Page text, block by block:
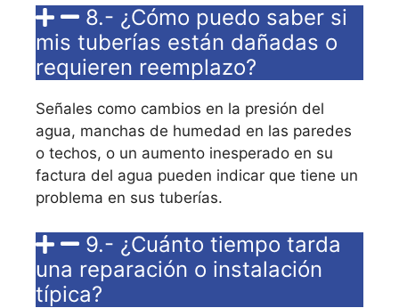
8.- ¿Cómo puedo saber si
mis tuberías están dañadas o
requieren reemplazo?
Señales como cambios en la presión del
agua, manchas de humedad en las paredes
o techos, o un aumento inesperado en su
factura del agua pueden indicar que tiene un
problema en sus tuberías.
9.- ¿Cuánto tiempo tarda
una reparación o instalación
típica?